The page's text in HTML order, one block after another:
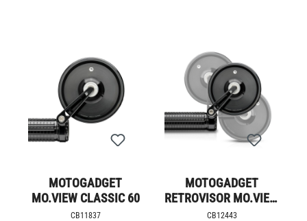
MOTOGADGET
MO.VIEW CLASSIC 60
CB11837
MOTOGADGET
RETROVISOR MO.VIEW
CLASSIC 60 - FLIP
CB12443